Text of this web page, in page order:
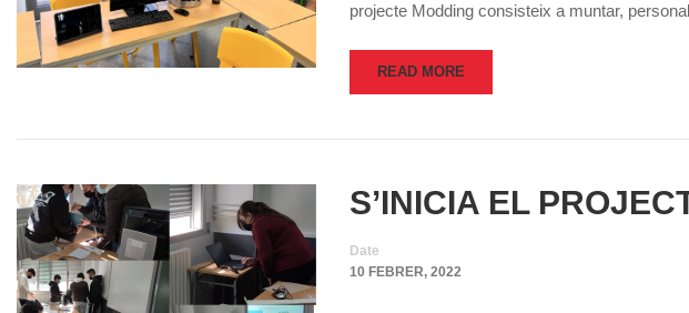
projecte Modding consisteix a muntar,
READ MORE
S’INICIA EL
Date
10 FEBRER, 2022